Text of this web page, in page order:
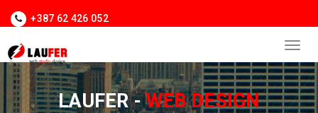
+387 62 426 052
LAUFER -WEB DESIGN